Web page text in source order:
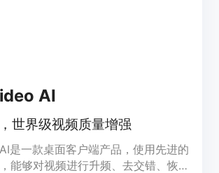
AI
世界级视频质量增强
是一款桌面客户端产品，使用先进的
能够对视频进行升频、去交错、恢复